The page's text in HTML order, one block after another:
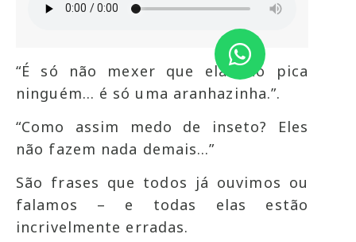
“É só não mexer que ela não pica
ninguém… é só uma aranhazinha.”.
“Como assim medo de inseto? Eles
não fazem nada demais…”
São frases que todos já ouvimos ou
falamos – e todas elas estão
incrivelmente erradas.